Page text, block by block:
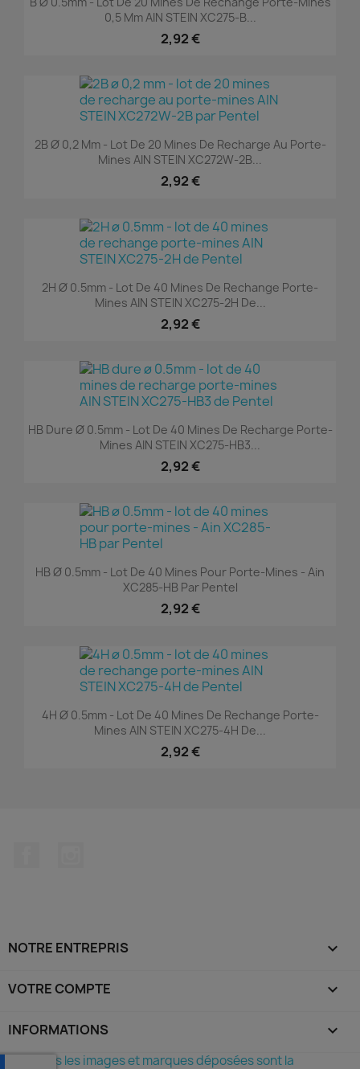
0,5 Mm AIN STEIN XC275-B...
2,92 €
2B Ø 0,2 Mm - Lot De 20 Mines De Recharge Au Porte-
Mines AIN STEIN XC272W-2B...
2,92 €
2H Ø 0.5mm - Lot De 40 Mines De Rechange Porte-
Mines AIN STEIN XC275-2H De...
2,92 €
HB Dure Ø 0.5mm - Lot De 40 Mines De Recharge Porte-
Mines AIN STEIN XC275-HB3...
2,92 €
HB Ø 0.5mm - Lot De 40 Mines Pour Porte-Mines - Ain
XC285-HB Par Pentel
2,92 €
4H Ø 0.5mm - Lot De 40 Mines De Rechange Porte-
Mines AIN STEIN XC275-4H De...
2,92 €
NOTRE ENTREPRIS 
VOTRE COMPTE 
INFORMATIONS keyboard_arrow_down
©Toutes les images et marques déposées sont la